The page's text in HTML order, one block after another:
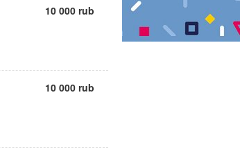
10 000 rub
10 000 rub